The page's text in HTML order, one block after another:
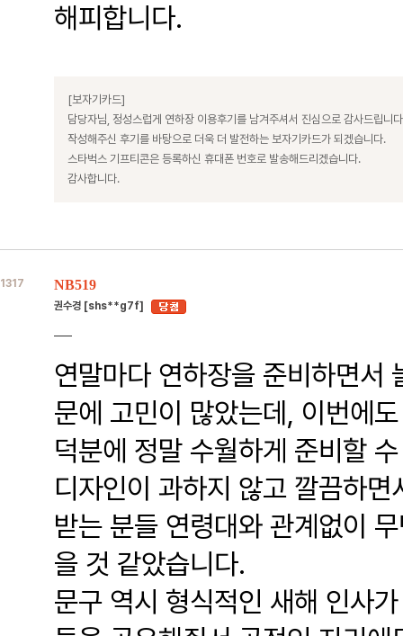
해피합니다.
[보자기카드]
담당자님, 정성스럽게 연하장 이용후기를 남겨주셔서 진심으로 감사드립니
작성해주신 후기를 바탕으로 더욱 더 발전하는 보자기카드가 되겠습니다.
스타벅스 기프티콘은 등록하신 휴대폰 번호로 발송해드리겠습니다.
감사합니다.
1317 NB519
권수경 [shs**g7f]
연말마다 연하장을 준비하면서
문에 고민이 많았는데, 이번에
덕분에 정말 수월하게 준비할
디자인이 과하지 않고 깔끔하면
받는 분들 연령대와 관계없이
을 것 같았습니다.
문구 역시 형식적인 새해 인사